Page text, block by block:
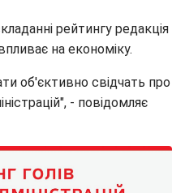
рейтингу редакція
на економіку.
об'єктивно свідчать про
- повідомляє